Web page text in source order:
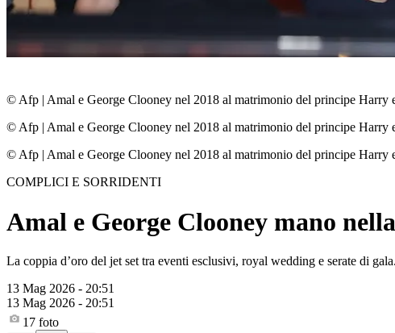
© Afp | Amal e George Clooney nel 2018 al matrimonio del principe Harry
© Afp | Amal e George Clooney nel 2018 al matrimonio del principe Harry
© Afp | Amal e George Clooney nel 2018 al matrimonio del principe Harry
COMPLICI E SORRIDENTI
Amal e George Clooney mano
La coppia d’oro del jet set tra eventi esclusivi, royal wedding e serate di
13 Mag 2026 - 20:51
13 Mag 2026 - 20:51
17 foto